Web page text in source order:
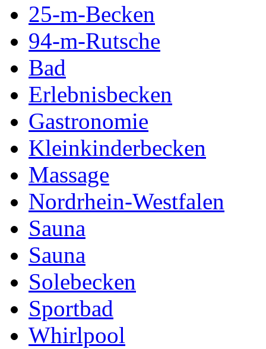
25-m-Becken
94-m-Rutsche
Bad
Erlebnisbecken
Gastronomie
Kleinkinderbecken
Massage
Nordrhein-Westfalen
Sauna
Sauna
Solebecken
Sportbad
Whirlpool